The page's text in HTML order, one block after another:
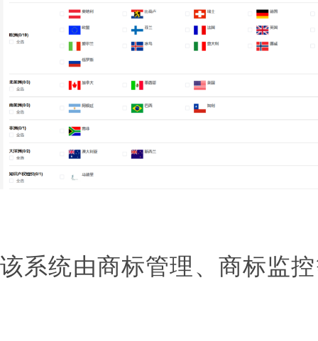
该系统由商标管理、商标监